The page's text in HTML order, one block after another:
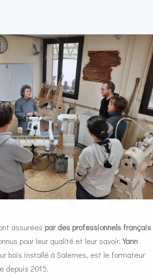
assurées par des professionnels français
pour leur qualité et leur savoir.Yann
bois installé à Salernes, est le formateur
depuis 2015.